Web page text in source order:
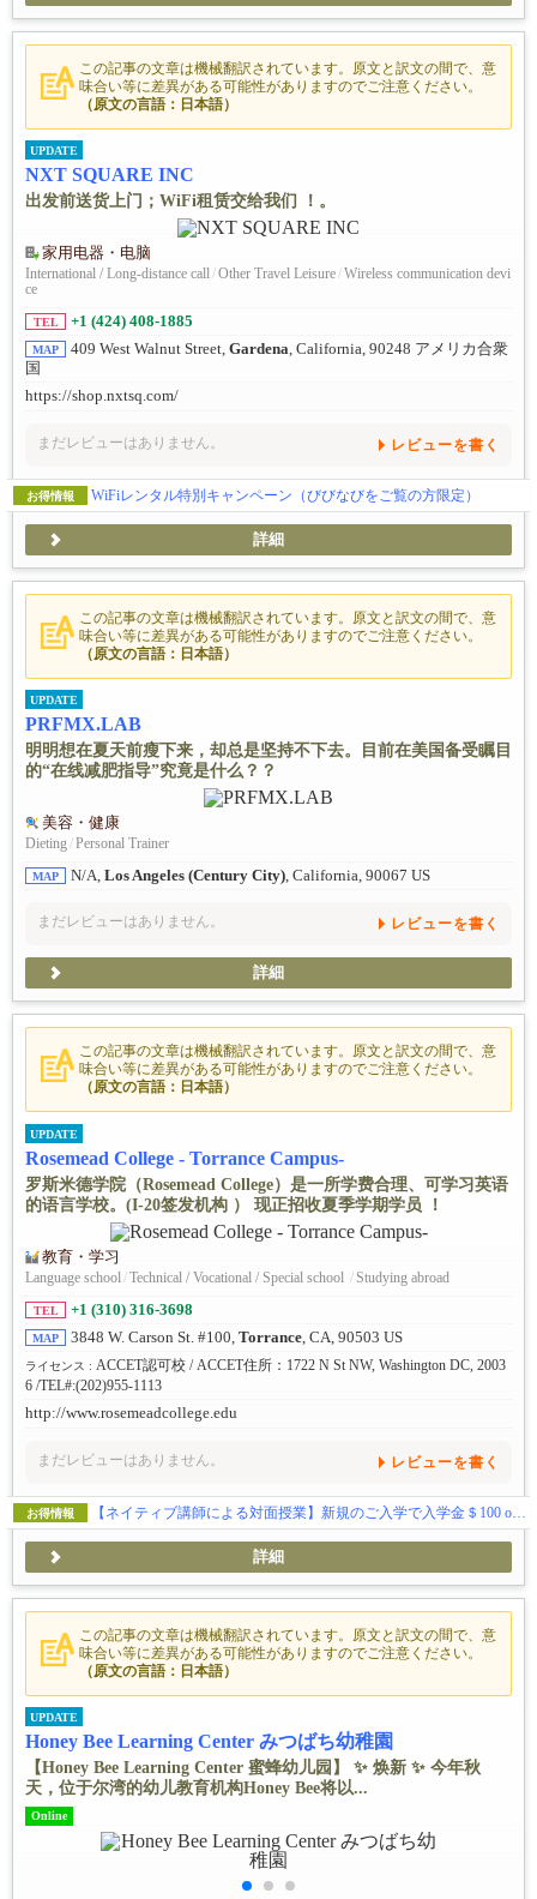
この記事の文章は機械翻訳されています。原文と訳文の間で、意
味合い等に差異がある可能性がありますのでご注意ください。
（原文の言語：日本語）
UPDATE
NXT SQUARE INC
出发前送货上门；WiFi租赁交给我们 ！。
家用电器・电脑
International / Long-distance call/Other Travel Leisure/Wireless communication devi
ce
TEL +1 (424) 408-1885
MAP 409 West Walnut Street, Gardena, California, 90248 アメリカ合衆
国
https://shop.nxtsq.com/
まだレビューはありません。 レビューを書く
お得情報 WiFiレンタル特別キャンペーン（びびなびをご覧の方限定）
詳細
この記事の文章は機械翻訳されています。原文と訳文の間で、意
味合い等に差異がある可能性がありますのでご注意ください。
（原文の言語：日本語）
UPDATE
PRFMX.LAB
明明想在夏天前瘦下来，却总是坚持不下去。目前在美国备受瞩目
的“在线减肥指导”究竟是什么？？
美容・健康
Dieting/Personal Trainer
MAP N/A, Los Angeles (Century City), California, 90067 US
まだレビューはありません。 レビューを書く
詳細
この記事の文章は機械翻訳されています。原文と訳文の間で、意
味合い等に差異がある可能性がありますのでご注意ください。
（原文の言語：日本語）
UPDATE
Rosemead College - Torrance Campus-
罗斯米德学院（Rosemead College）是一所学费合理、可学习英语
的语言学校。(I-20签发机构 ） 现正招收夏季学期学员 ！
教育・学习
Language school/Technical / Vocational / Special school / Studying abroad
TEL +1 (310) 316-3698
MAP 3848 W. Carson St. #100, Torrance, CA, 90503 US
ライセンス : ACCET認可校 / ACCET住所：1722 N St NW, Washington DC, 2003
6 /TEL#:(202)955-1113
http://www.rosemeadcollege.edu
まだレビューはありません。 レビューを書く
お得情報
詳細
この記事の文章は機械翻訳されています。原文と訳文の間で、意
味合い等に差異がある可能性がありますのでご注意ください。
（原文の言語：日本語）
UPDATE
Honey Bee Learning Center みつばち幼稚園
【Honey Bee Learning Center 蜜蜂幼儿园】 ✨ ️焕新 ✨ ️今年秋
天，位于尔湾的幼儿教育机构Honey Bee将以...
Online